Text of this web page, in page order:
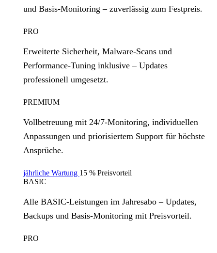
und Basis‑Monitoring – zuverlässig zum Festpreis.
PRO
Erweiterte Sicherheit, Malware‑Scans und
Performance‑Tuning inklusive – Updates
professionell umgesetzt.
PREMIUM
Vollbetreuung mit 24/7‑Monitoring, individuellen
Anpassungen und priorisiertem Support für höchste
Ansprüche.
jährliche Wartung 15 % Preisvorteil
BASIC
Alle BASIC‑Leistungen im Jahresabo – Updates,
Backups und Basis‑Monitoring mit Preisvorteil.
PRO